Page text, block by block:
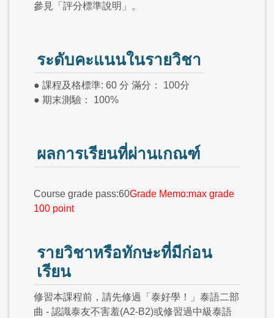
參見「評分標準說明」。
ระดับคะแนนในรายวิชา
● 課程及格標準: 60 分 滿分： 100分
● 期末測驗： 100%
ผลการเรียนที่ผ่านเกณฑ์
Course grade pass:60Grade Memo:max grade
100 point
รายวิชาหรือทักษะที่มีก่อน
เรียน
修習本課程前，請先修過「泰好學！」泰語二部
曲 - 認識泰友不害羞(A2-B2)或修習過中級泰語